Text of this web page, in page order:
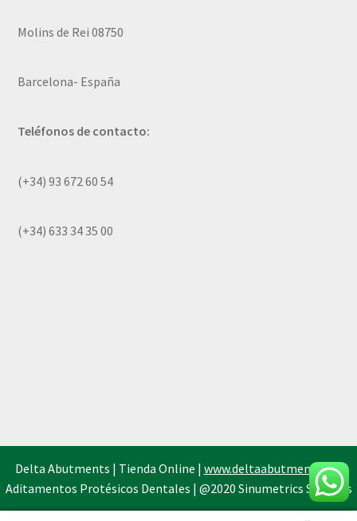
Molins de Rei 08750
Barcelona- España
Teléfonos de contacto:
(+34) 93 672 60 54
(+34) 633 34 35 00
Delta Abutments | Tienda Online | www.deltaabutments.es|
Aditamentos Protésicos Dentales | @2020 Sinumetrics Systems